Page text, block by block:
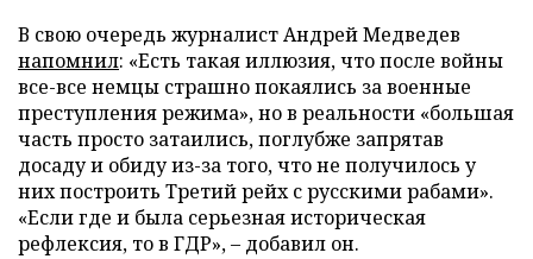
В свою очередь журналист Андрей Медведев
напомнил: «Есть такая иллюзия, что после войны
все-все немцы страшно покаялись за военные
преступления режима», но в реальности «большая
часть просто затаились, поглубже запрятав
досаду и обиду из-за того, что не получилось у
них построить Третий рейх с русскими рабами».
«Если где и была серьезная историческая
рефлексия, то в ГДР», – добавил он.